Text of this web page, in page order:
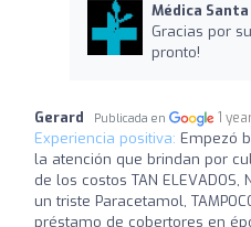
Médica Santa
Gracias por
pronto!
Gerard Publicada en 1
Experiencia positiva: Empezó
la atención que brindan por
de los costos TAN
un triste Paracetamol,
préstamo de cobertores en